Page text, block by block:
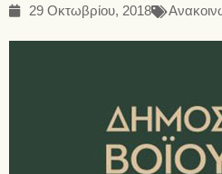
29 Οκτωβρίου, 2018